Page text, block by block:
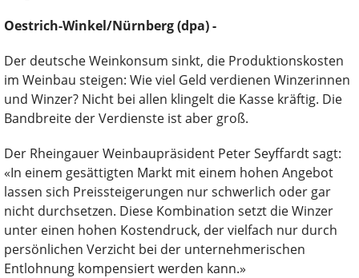
Oestrich-Winkel/Nürnberg (dpa) -
Der deutsche Weinkonsum sinkt, die Produktionskosten
im Weinbau steigen: Wie viel Geld verdienen Winzerinnen
und Winzer? Nicht bei allen klingelt die Kasse kräftig. Die
Bandbreite der Verdienste ist aber groß.
Der Rheingauer Weinbaupräsident Peter Seyffardt sagt:
«In einem gesättigten Markt mit einem hohen Angebot
lassen sich Preissteigerungen nur schwerlich oder gar
nicht durchsetzen. Diese Kombination setzt die Winzer
unter einen hohen Kostendruck, der vielfach nur durch
persönlichen Verzicht bei der unternehmerischen
Entlohnung kompensiert werden kann.»